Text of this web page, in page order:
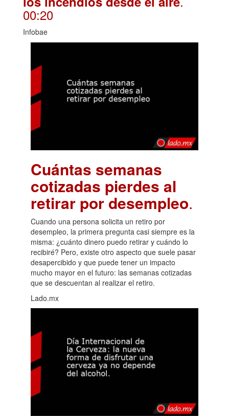
00:20
Infobae
Cuántas semanas
cotizadas pierdes al
retirar por desempleo.
Cuando una persona solicita un retiro por
desempleo, la primera pregunta casi siempre es la
misma: ¿cuánto dinero puedo retirar y cuándo lo
recibiré? Pero, existe otro aspecto que suele pasar
desapercibido y que puede tener un impacto
mucho mayor en el futuro: las semanas cotizadas
que se descuentan al realizar el retiro.
Lado.mx